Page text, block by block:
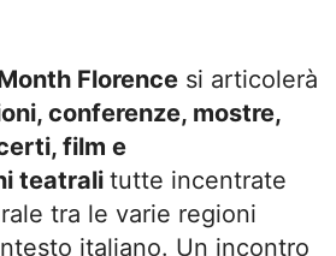
Florence si articolerà
conferenze, mostre,
film e
teatrali tutte incentrate
tra le varie regioni
italiano. Un incontro